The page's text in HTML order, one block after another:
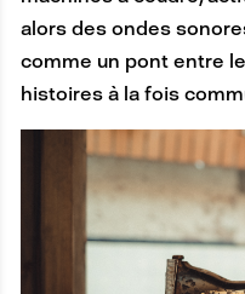
alors des ondes
comme un pont entre
histoires à la fois